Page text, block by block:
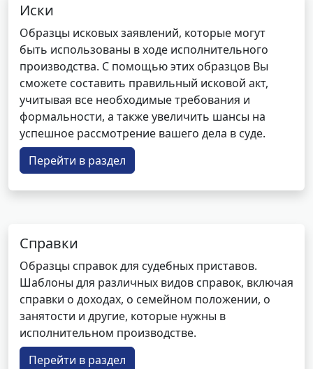
Иски
Образцы исковых заявлений, которые могут
быть использованы в ходе исполнительного
производства. С помощью этих образцов Вы
сможете составить правильный исковой акт,
учитывая все необходимые требования и
формальности, а также увеличить шансы на
успешное рассмотрение вашего дела в суде.
Перейти в раздел
Справки
Образцы справок для судебных приставов.
Шаблоны для различных видов справок, включая
справки о доходах, о семейном положении, о
занятости и другие, которые нужны в
исполнительном производстве.
Перейти в раздел